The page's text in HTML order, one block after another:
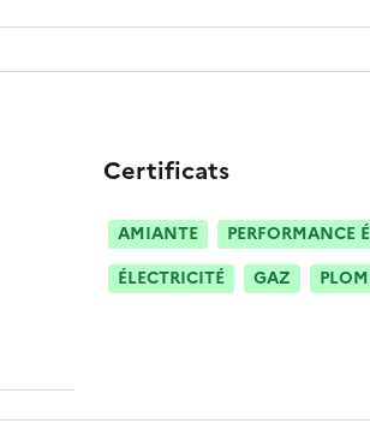
Certificats
AMIANTE
PERFORMANCE
ÉLECTRICITÉ
GAZ